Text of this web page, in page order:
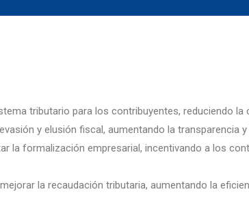
tributario para los contribuyentes, reduciendo la
y elusión fiscal, aumentando la transparencia
la formalización empresarial, incentivando a los
la recaudación tributaria, aumentando la